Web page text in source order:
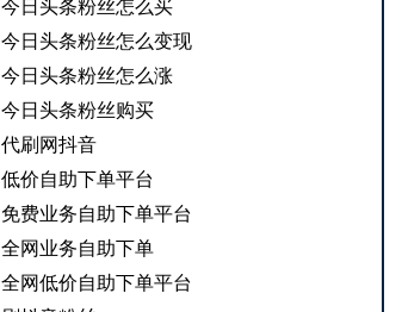
今日头条粉丝怎么买
今日头条粉丝怎么变现
今日头条粉丝怎么涨
今日头条粉丝购买
代刷网抖音
低价自助下单平台
免费业务自助下单平台
全网业务自助下单
全网低价自助下单平台